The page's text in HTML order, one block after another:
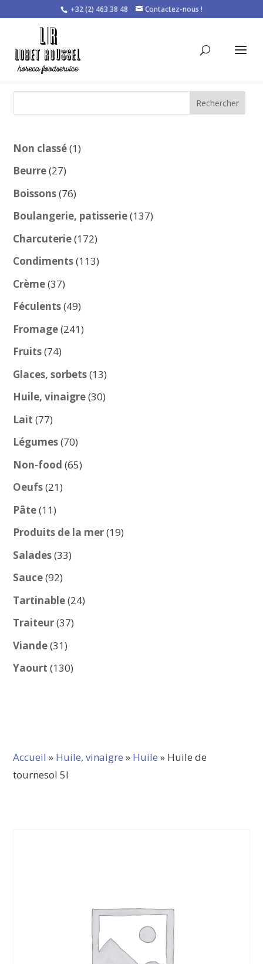
+32 (2) 463 38 48 Contactez-nous !
Rechercher
Non classé 11
Beurre 2727
produits
Boissons 7676
produits
Boulangerie, patisserie 137137
Charcuterie 172172
produits
Condiments 113113
Crème 3737
produits
Féculents 4949
produits
Fromage 241241
Fruits 7474
produits
Glaces, sorbets 1313
produits
Huile, vinaigre 3030
Lait 7777
produits
Légumes 7070
produits
Non-food 6565
Oeufs 2121
Pâte 1111
produits
Produits de la mer 1919
Salades 3333
Sauce 9292
produits
Tartinable 2424
Traiteur 3737
Viande 3131
produits
Yaourt 130130
Accueil » Huile, vinaigre » Huile » Huile de
tournesol 5l